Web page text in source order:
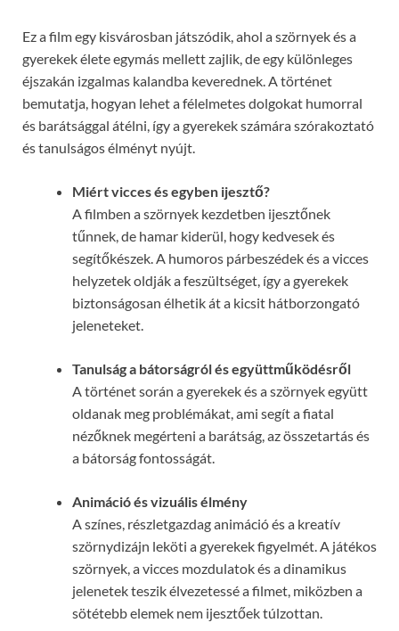
Ez a film egy kisvárosban játszódik, ahol a szörnyek és a
gyerekek élete egymás mellett zajlik, de egy különleges
éjszakán izgalmas kalandba keverednek. A történet
bemutatja, hogyan lehet a félelmetes dolgokat humorral
és barátsággal átélni, így a gyerekek számára szórakoztató
és tanulságos élményt nyújt.
Miért vicces és egyben ijesztő?
A filmben a szörnyek kezdetben ijesztőnek
tűnnek, de hamar kiderül, hogy kedvesek és
segítőkészek. A humoros párbeszédek és a vicces
helyzetek oldják a feszültséget, így a gyerekek
biztonságosan élhetik át a kicsit hátborzongató
jeleneteket.
Tanulság a bátorságról és együttműködésről
A történet során a gyerekek és a szörnyek együtt
oldanak meg problémákat, ami segít a fiatal
nézőknek megérteni a barátság, az összetartás és
a bátorság fontosságát.
Animáció és vizuális élmény
A színes, részletgazdag animáció és a kreatív
szörnydizájn leköti a gyerekek figyelmét. A játékos
szörnyek, a vicces mozdulatok és a dinamikus
jelenetek teszik élvezetessé a filmet, miközben a
sötétebb elemek nem ijesztőek túlzottan.